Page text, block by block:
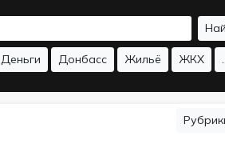
Деньги Донбасс Жильё ЖКХ